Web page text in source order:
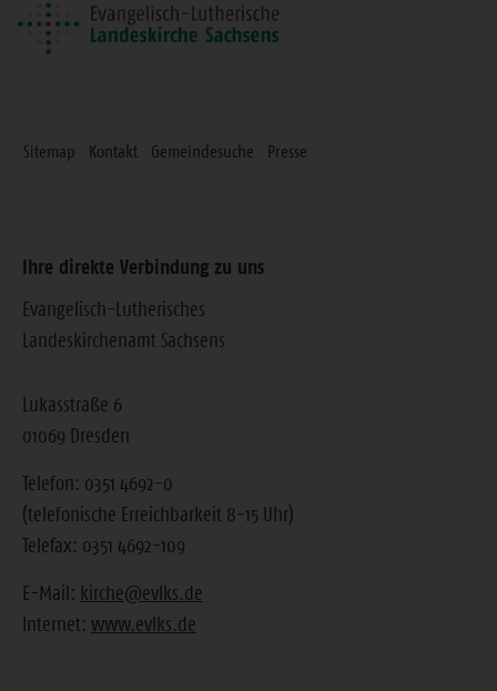
Sitemap Kontakt Gemeindesuche Presse
Ihre direkte Verbindung zu uns
Evangelisch-Lutherisches
Landeskirchenamt Sachsens
Lukasstraße 6
01069 Dresden
Telefon: 0351 4692-0
(telefonische Erreichbarkeit 8-15 Uhr)
Telefax: 0351 4692-109
E-Mail: kirche@evlks.de
Internet: www.evlks.de